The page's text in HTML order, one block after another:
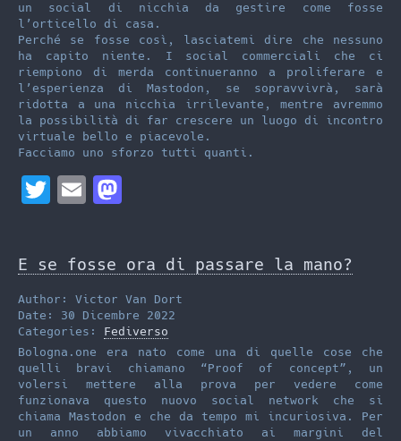
un social di nicchia da gestire come fosse
l’orticello di casa.
Perché se fosse così, lasciatemi dire che nessuno
ha capito niente. I social commerciali che ci
riempiono di merda continueranno a proliferare e
l’esperienza di Mastodon, se sopravvivrà, sarà
ridotta a una nicchia irrilevante, mentre avremmo
la possibilità di far crescere un luogo di incontro
virtuale bello e piacevole.
Facciamo uno sforzo tutti quanti.
T
t
t
e
r
E
i
l
t
o
d
o
n
E se fosse ora di passare la mano?
Author: Victor Van Dort
Date: 30 Dicembre 2022
Categories: Fediverso
Bologna.one era nato come una di quelle cose che
quelli bravi chiamano “Proof of concept”, un
volersi mettere alla prova per vedere come
funzionava questo nuovo social network che si
chiama Mastodon e che da tempo mi incuriosiva. Per
un anno abbiamo vivacchiato ai margini del